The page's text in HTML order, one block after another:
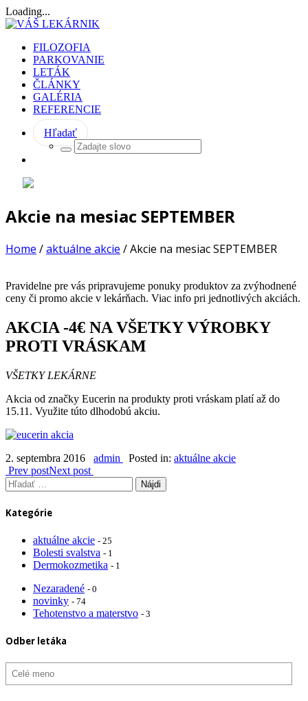
Loading...
FILOZOFIA
PARKOVANIE
LETÁK
ČLÁNKY
GALÉRIA
REFERENCIE
Hľadať
Akcie na mesiac SEPTEMBER
Home /aktuálne akcie /Akcie na mesiac SEPTEMBER
Pravidelne pre vás pripravujeme ponuky produktov za zvýhodnené
ceny či promo akcie v lekárňach. Viac info pri jednotlivých akciách.
AKCIA -4€ NA VŠETKY VÝROBKY
PROTI VRÁSKAM
VŠETKY LEKÁRNE
Akcia od značky Eucerin na produkty proti vráskam platí až do
15.11. Využite túto dlhodobú akciu.
2. septembra 2016 admin Posted in: aktuálne akcie
Prev postNext post
Hľadať:
Kategórie
aktuálne akcie - 25
Bolesti svalstva - 1
Dermokozmetika - 1
Nezaradené - 0
novinky - 74
Tehotenstvo a materstvo - 3
Odber letáka